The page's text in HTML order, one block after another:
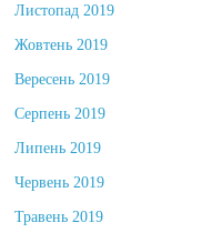
Листопад 2019
Жовтень 2019
Вересень 2019
Серпень 2019
Липень 2019
Червень 2019
Травень 2019